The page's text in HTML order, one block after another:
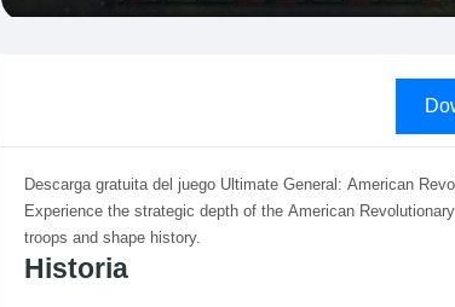
Descarga gratuita del juego Ultimate General: American
Experience the strategic depth of the American
troops and shape history.
Historia